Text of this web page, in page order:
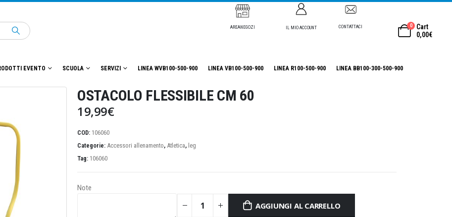
AREANEGOZI IL MIO ACCOUNT CONTATTACI 0
Cart
0,00€
EVENTO SCUOLA SERVIZI LINEA WVB100-500-900 LINEA VB100-500-900 LINEA R100-500-900 LINEA BB100-300-500-900
OSTACOLO FLESSIBILE CM 60
19,99€
COD: 106060
Categorie: Accessori allenamento, Atletica, leg
Tag: 106060
Note
AGGIUNGI AL CARRELLO